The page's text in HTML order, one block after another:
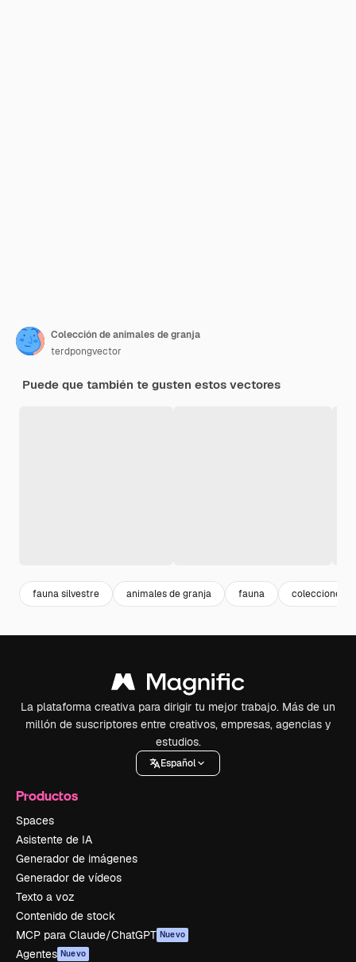
Colección de animales de granja
terdpongvector
Puede que también te gusten estos vectores
fauna silvestre animales de granja fauna colecciones
La plataforma creativa para dirigir tu mejor trabajo. Más de un
millón de suscriptores entre creativos, empresas, agencias y
estudios.
Español
Productos
Spaces
Asistente de IA
Generador de imágenes
Generador de vídeos
Texto a voz
Contenido de stock
MCP para Claude/ChatGPT Nuevo
Agentes Nuevo